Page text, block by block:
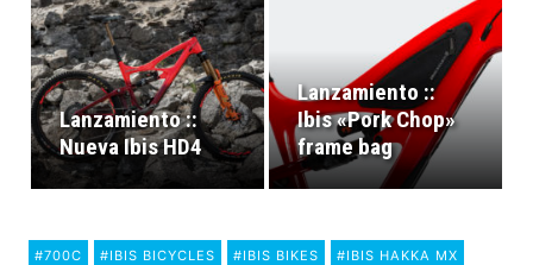
Lanzamiento ::
Nueva Ibis HD4
Lanzamiento ::
Ibis «Pork Chop»
frame bag
#700C #IBIS BICYCLES #IBIS BIKES
#IBIS HAKKA MX